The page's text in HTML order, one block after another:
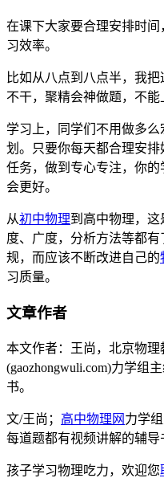
在课下大家要合理安排时
习效率。
比如从八点到八点半，我
不干，聚精会神做题，不能
学习上，同学们不用做多
划。只要你每天都合理安
任务，做到专心专注，你
会更好。
从初中物理到高中物理，
度、广度，分析方法等都
规，而应该不断改进自己的
习质量。
文章作者
本文作者：王尚，北京物理
(gaozhongwuli.com)力学组
书。
文/王尚； 高中物理网 力学
每道题都有视频讲解的辅导
孩子学习物理吃力，欢迎您